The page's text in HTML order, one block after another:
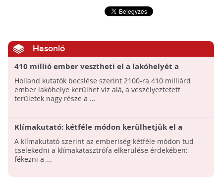
Hasonló
410 millió ember vesztheti el a lakóhelyét a
vízszintemelkedés miatt
Holland kutatók becslése szerint 2100-ra 410 milliárd
ember lakóhelye kerülhet víz alá, a veszélyeztetett
területek nagy része a ...
Klímakutató: kétféle módon kerülhetjük el a
katasztrófát
A klímakutató szerint az emberiség kétféle módon tud
cselekedni a klímakatasztrófa elkerülése érdekében:
fékezni a ...